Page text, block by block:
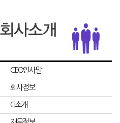
CEO인사말
회사정보
CI소개